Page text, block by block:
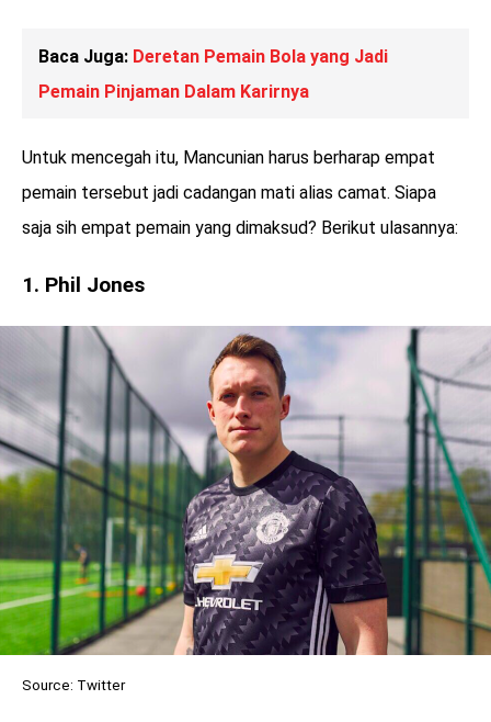
Baca Juga: Deretan Pemain Bola yang Jadi
Pemain Pinjaman Dalam Karirnya
Untuk mencegah itu, Mancunian harus berharap empat
pemain tersebut jadi cadangan mati alias camat. Siapa
saja sih empat pemain yang dimaksud? Berikut ulasannya:
1. Phil Jones
Source: Twitter